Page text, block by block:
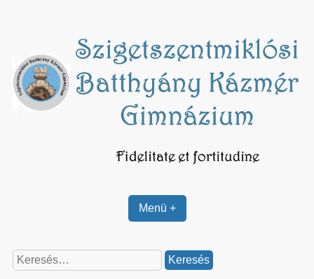
Menü +
Keresés: